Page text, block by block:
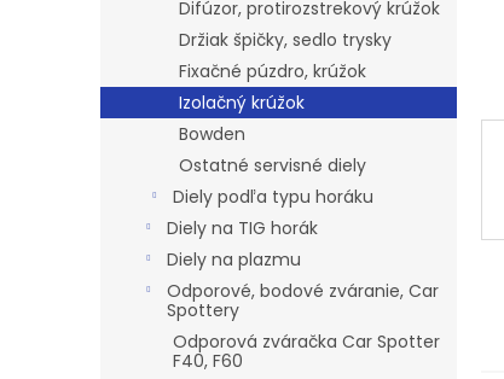
Difúzor, protirozstrekový krúžok
Držiak špičky, sedlo trysky
Fixačné púzdro, krúžok
Izolačný krúžok
Bowden
Ostatné servisné diely
Diely podľa typu horáku
Diely na TIG horák
Diely na plazmu
Odporové, bodové zváranie, Car
Spottery
Odporová zváračka Car Spotter
F40, F60